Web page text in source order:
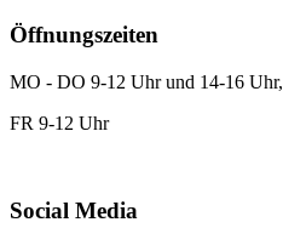
Öffnungszeiten
MO - DO 9-12 Uhr und 14-16 Uhr,
FR 9-12 Uhr
Social Media